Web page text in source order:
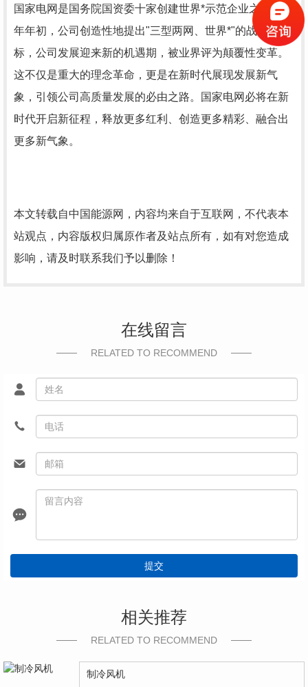
国家电网是国务院国资委十家创建世界*示范企业之一，今
年年初，公司创造性地提出"三型两网、世界*"的战略目
标，公司发展迎来新的机遇期，被业界评为颠覆性变革。
这不仅是重大的理念革命，更是在新时代展现发展新气
象，引领公司高质量发展的必由之路。国家电网必将在新
时代开启新征程，释放更多红利、创造更多精彩、融合出
更多新气象。
本文转载自中国能源网，内容均来自于互联网，不代表本
站观点，内容版权归属原作者及站点所有，如有对您造成
影响，请及时联系我们予以删除！
在线留言
RELATED TO RECOMMEND
提交
相关推荐
RELATED TO RECOMMEND
制冷风机